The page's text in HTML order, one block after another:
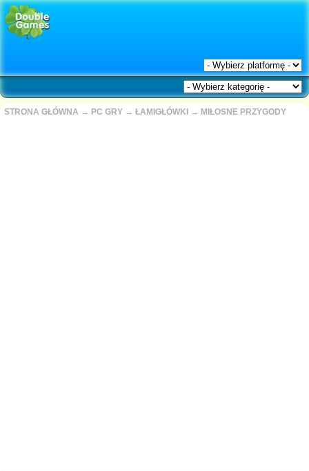
STRONA GŁÓWNA → PC GRY → ŁAMIGŁÓWKI → MIŁOSNE PRZYGODY